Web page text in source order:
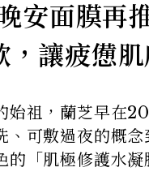
面膜再
，讓疲憊
始祖，蘭芝早在
、可敷過夜的概
的「肌極修護水